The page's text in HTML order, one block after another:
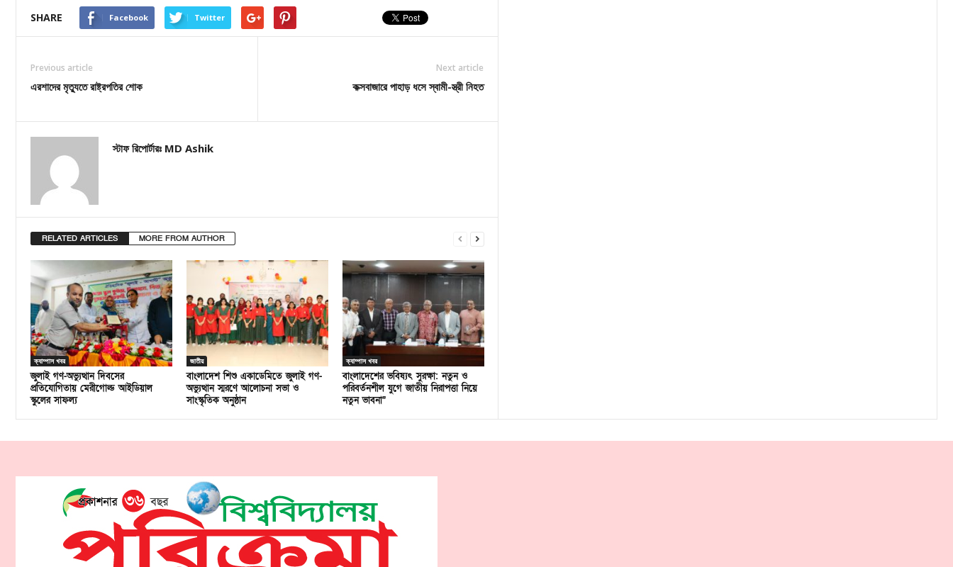
SHARE Facebook Twitter
Previous article
এরশাদের মৃত্যুতে রাষ্ট্রপতির শোক
Next article
কক্সবাজারে পাহাড় ধসে স্বামী-স্ত্রী নিহত
স্টাফ রিপোর্টারঃ MD Ashik
RELATED ARTICLES MORE FROM AUTHOR
ক্যাম্পাস খবর
জুলাই গণ-অভ্যুত্থান দিবসের
প্রতিযোগিতায় মেরীগোল্ড আইডিয়াল
স্কুলের সাফল্য
জাতীয়
বাংলাদেশ শিশু একাডেমিতে জুলাই গণ-
অভ্যুত্থান স্মরণে আলোচনা সভা ও
সাংস্কৃতিক অনুষ্ঠান
ক্যাম্পাস খবর
বাংলাদেশের ভবিষ্যৎ সুরক্ষা: নতুন ও
পরিবর্তনশীল যুগে জাতীয় নিরাপত্তা নিয়ে
নতুন ভাবনা”